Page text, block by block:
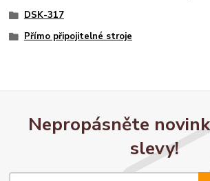
DSK-317
Přímo připojitelné stroje
Nepropásněte
slevy!